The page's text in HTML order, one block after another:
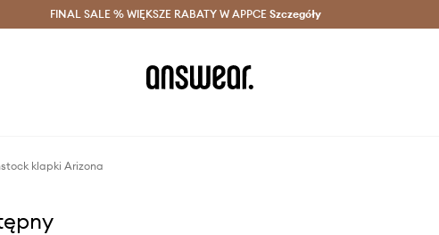
Oszczędzaj z Answear Club > Dostawa nawet w 24h >
FINAL SALE % WIĘKSZE RABATY W APPCE Szczegóły
klapki Arizona